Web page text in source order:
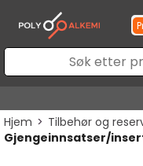
Hjem>Tilbehør og
Gjengeinnsatser/